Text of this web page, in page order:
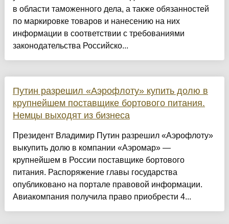
в области таможенного дела, а также обязанностей
по маркировке товаров и нанесению на них
информации в соответствии с требованиями
законодательства Российско...
Путин разрешил «Аэрофлоту» купить долю в
крупнейшем поставщике бортового питания.
Немцы выходят из бизнеса
Президент Владимир Путин разрешил «Аэрофлоту»
выкупить долю в компании «Аэромар» —
крупнейшем в России поставщике бортового
питания. Распоряжение главы государства
опубликовано на портале правовой информации.
Авиакомпания получила право приобрести 4...